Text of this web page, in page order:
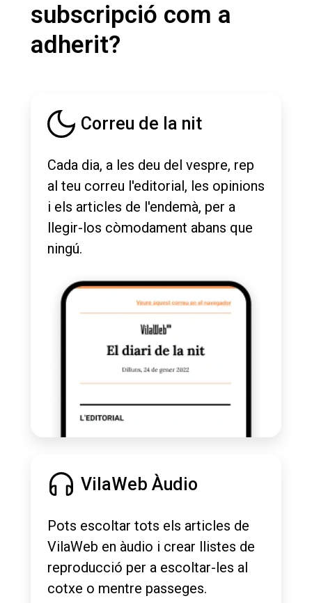
subscripció com a
adherit?
Correu de la nit
Cada dia, a les deu del vespre, rep
al teu correu l'editorial, les opinions
i els articles de l'endemà, per a
llegir-los còmodament abans que
ningú.
VilaWeb Àudio
Pots escoltar tots els articles de
VilaWeb en àudio i crear llistes de
reproducció per a escoltar-les al
cotxe o mentre passeges.